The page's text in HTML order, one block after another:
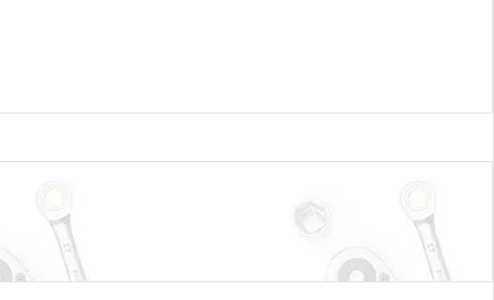
и легко поддаются очистке. Используются
или сильном ударе. Степень фильтрации при
Задерживают таких паразитов и возбудителей как:
поры диаметром до 0,02 микрон (мкм) способны
Ресурс фильтра из тончайших полых волокон может